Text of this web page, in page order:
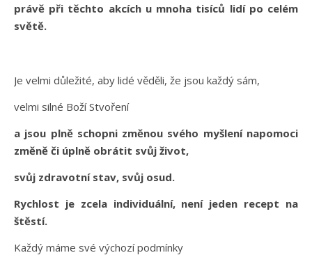
právě při těchto akcích u mnoha tisíců lidí po celém
světě.
Je velmi důležité, aby lidé věděli, že jsou každý sám,
velmi silné Boží Stvoření
a jsou plně schopni změnou svého myšlení napomoci
změně či úplně obrátit svůj život,
svůj zdravotní stav, svůj osud.
Rychlost je zcela individuální, není jeden recept na
štěstí.
Každý máme své výchozí podmínky